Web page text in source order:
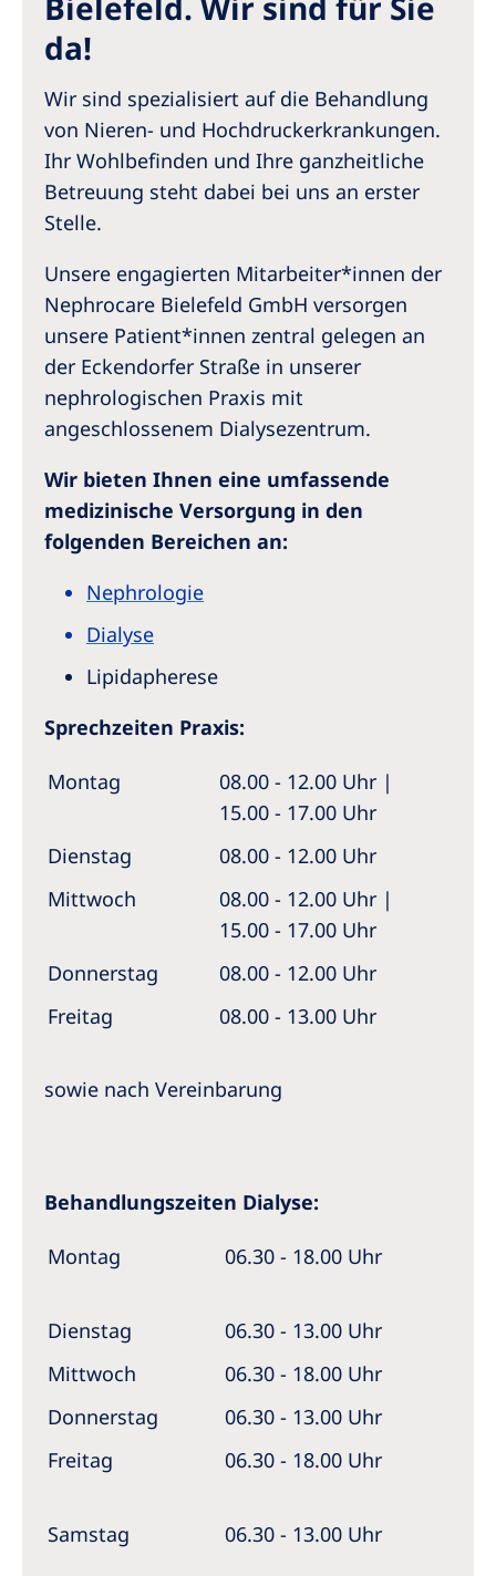
NephroCare International
Global Website
da!
Wir sind spezialisiert auf die Behandlung
von Nieren- und Hochdruckerkrankungen.
Ihr Wohlbefinden und Ihre ganzheitliche
Betreuung steht dabei bei uns an erster
Stelle.
Unsere engagierten Mitarbeiter*innen der
Nephrocare Bielefeld GmbH versorgen
unsere Patient*innen zentral gelegen an
der Eckendorfer Straße in unserer
nephrologischen Praxis mit
angeschlossenem Dialysezentrum.
Wir bieten Ihnen eine umfassende
medizinische Versorgung in den
folgenden Bereichen an:
Nephrologie
Dialyse
Lipidapherese
Sprechzeiten Praxis:
Montag
08.00 - 12.00 Uhr |
15.00 - 17.00 Uhr
Dienstag
08.00 - 12.00 Uhr
Mittwoch
08.00 - 12.00 Uhr |
15.00 - 17.00 Uhr
Donnerstag
08.00 - 12.00 Uhr
Freitag
08.00 - 13.00 Uhr
sowie nach Vereinbarung
Behandlungszeiten Dialyse:
Montag 06.30 - 18.00 Uhr
Dienstag
06.30 - 13.00 Uhr
Mittwoch
06.30 - 18.00 Uhr
Donnerstag
06.30 - 13.00 Uhr
Freitag
06.30 - 18.00 Uhr
Samstag 06.30 - 13.00 Uhr